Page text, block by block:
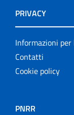
PRIVACY
Informazioni
Contatti
Cookie policy
PNRR